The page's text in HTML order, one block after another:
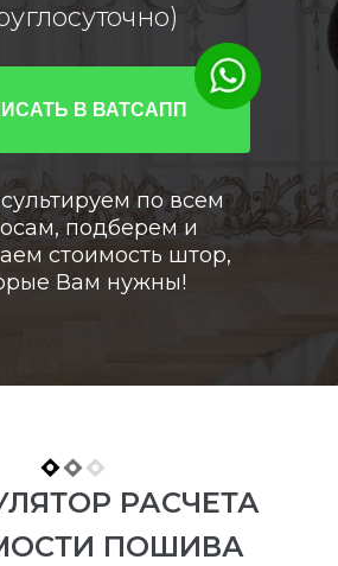
В ВАТСАПП
по всем
подберем и
стоимость штор,
Вам нужны!
РАСЧЕТА
ПОШИВА